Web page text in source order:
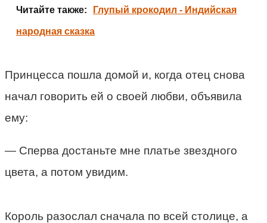
Читайте также: Глупый крокодил - Индийская
народная сказка
Принцесса пошла домой и, когда отец снова
начал говорить ей о своей любви, объявила
ему:
— Сперва достаньте мне платье звездного
цвета, а потом увидим.
Король разослал сначала по всей столице, а